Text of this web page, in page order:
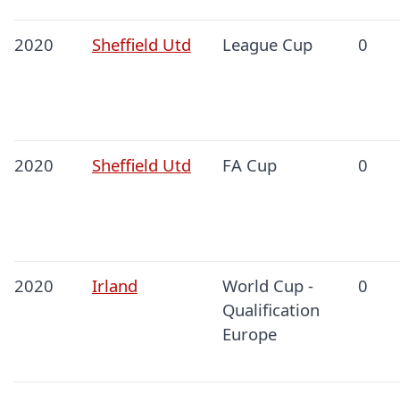
2020 Sheffield Utd League Cup 0
2020 Sheffield Utd FA Cup 0
2020 Irland
World Cup -
Qualification
Europe
0